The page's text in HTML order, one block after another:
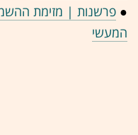
● פרשנות | מזימת
המעשי